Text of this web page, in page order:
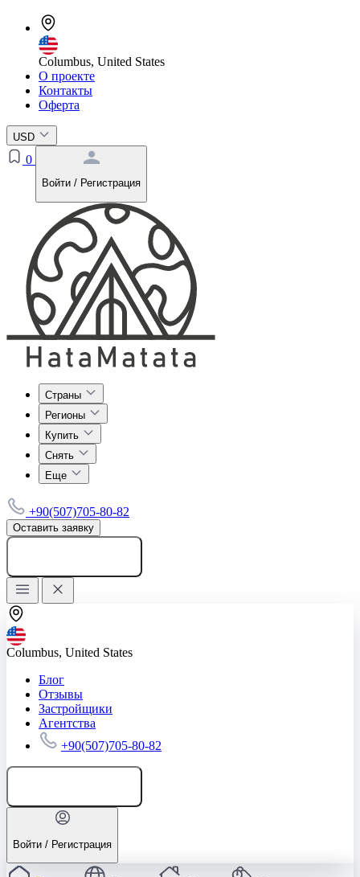
Columbus, United States
О проекте
Контакты
Оферта
USD
0
Войти / Регистрация
Страны
Регионы
Купить
Снять
Еще
+90(507)705-80-82
Оставить заявку
Columbus, United States
Блог
Отзывы
Застройщики
Агентства
+90(507)705-80-82
Войти / Регистрация